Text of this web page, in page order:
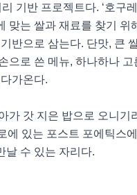
기반 프로젝트다. ‘호구
맞는 쌀과 재료를 찾기
반으로 삼는다. 단맛,
으로 쓴 메뉴, 하나하나
가온다.
가 갓 지은 밥으로 오니
에 있는 포스트 포에틱스
날 수 있는 자리다.